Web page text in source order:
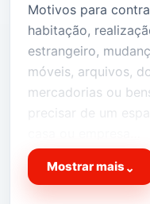
Motivos para
habitação,
estrangeiro,
móveis, arquivos,
mercadorias ou
precisar de um
Temos o espaço
vida!
Mostrar mais ⌄